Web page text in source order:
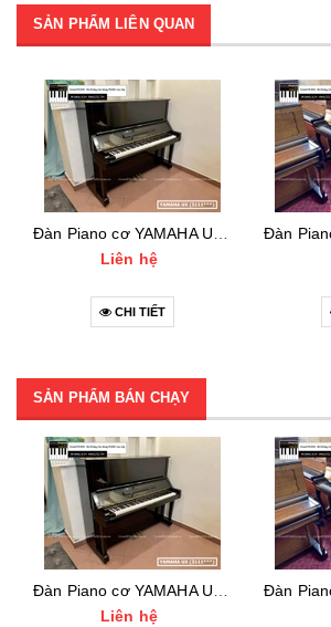
SẢN PHẨM LIÊN QUAN
Liên hệ
CHI TIẾT
SẢN PHẨM BÁN CHẠY
Liên hệ